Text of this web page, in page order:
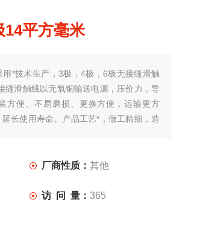
14平方毫米
用*技术生产，3极，4极，6极无接缝滑触
缝滑触线以无氧铜输送电源，压价力，导
方便、不易磨损、更换方便，运输更方
长使用寿命。产品工艺*，做工精细，造
厂商性质：其他
访 问 量：365